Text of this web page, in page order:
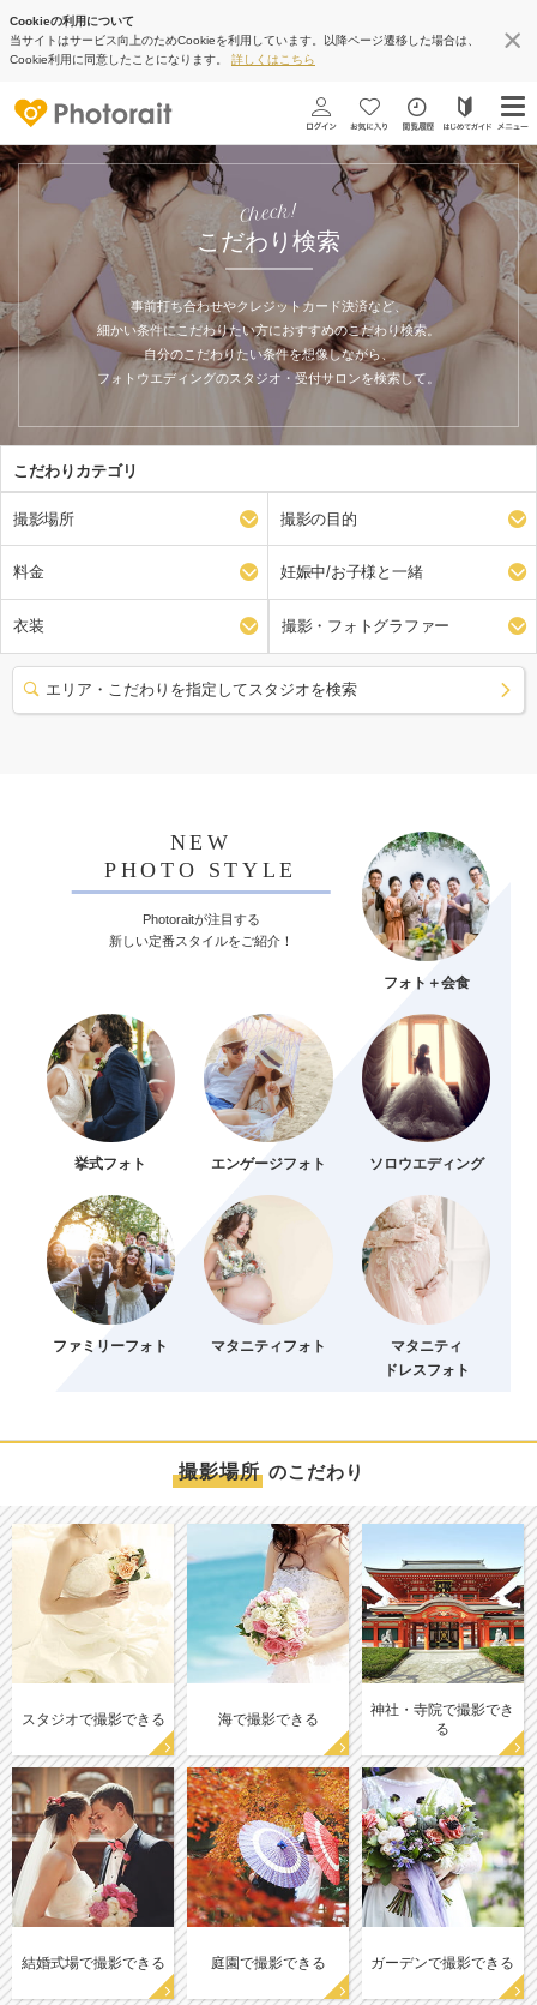
Cookieの利用について
当サイトはサービス向上のためCookieを利用しています。以降ページ遷移した場合は、
Cookie利用に同意したことになります。 詳しくはこちら
Check!
こだわり検索
事前打ち合わせやクレジットカード決済など、
細かい条件にこだわりたい方におすすめのこだわり検索。
自分のこだわりたい条件を想像しながら、
フォトウエディングのスタジオ・受付サロンを検索して。
こだわりカテゴリ
撮影場所 撮影の目的
料金 妊娠中/お子様と一緒
衣装 撮影・フォトグラファー
エリア・こだわりを指定してスタジオを検索
NEW
PHOTO STYLE
Photoraitが注目する
新しい定番スタイルをご紹介！
フォト＋会食
挙式フォト エンゲージフォト ソロウエディング
ファミリーフォト マタニティフォト
マタニティ
ドレスフォト
撮影場所 のこだわり
スタジオで撮影できる 海で撮影できる
神社・寺院で撮影でき
る
結婚式場で撮影できる 庭園で撮影できる ガーデンで撮影できる